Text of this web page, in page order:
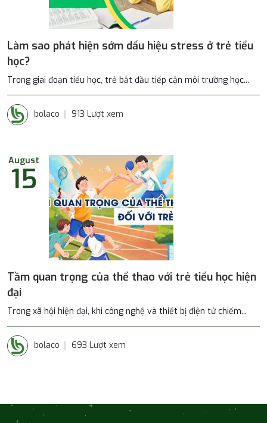
Làm sao phát hiện sớm dấu hiệu stress ở trẻ tiểu
học?
Trong giai đoạn tiểu học, trẻ bắt đầu tiếp cận môi trường học...
bolaco 913 Lượt xem
August
15
Tầm quan trọng của thể thao với trẻ tiểu học hiện
đại
Trong xã hội hiện đại, khi công nghệ và thiết bị điện tử chiếm...
bolaco 693 Lượt xem